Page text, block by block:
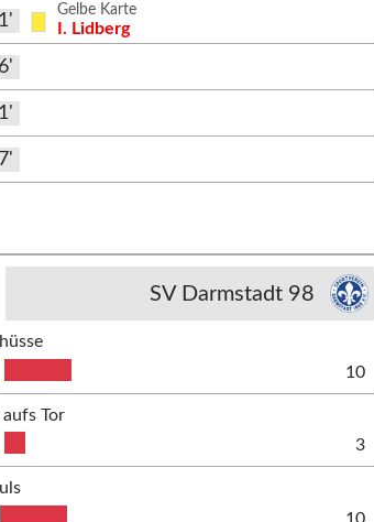
Gelbe Karte
I. Lidberg
SV Darmstadt 98
10
aufs Tor
3
10